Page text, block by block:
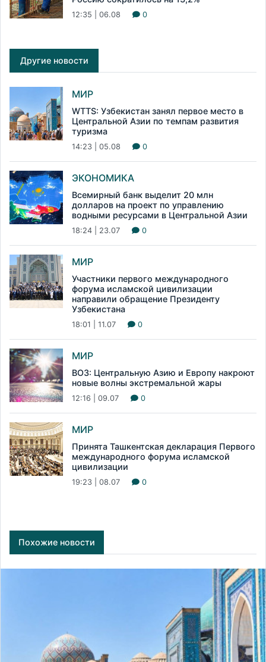
12:35 | 06.08 0
Другие новости
МИР
WTTS: Узбекистан занял первое место в
Центральной Азии по темпам развития
туризма
14:23 | 05.08 0
ЭКОНОМИКА
Всемирный банк выделит 20 млн
долларов на проект по управлению
водными ресурсами в Центральной Азии
18:24 | 23.07 0
МИР
Участники первого международного
форума исламской цивилизации
направили обращение Президенту
Узбекистана
18:01 | 11.07 0
МИР
ВОЗ: Центральную Азию и Европу накроют
новые волны экстремальной жары
12:16 | 09.07 0
МИР
Принята Ташкентская декларация Первого
международного форума исламской
цивилизации
19:23 | 08.07 0
Похожие новости